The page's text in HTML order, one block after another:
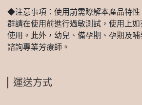
◆注意事項：使用前需瞭解本產品特性
群請在使用前進行過敏測試，使用上
使用。此外，幼兒、備孕期、孕期及
諮詢專業芳療師。
運送方式